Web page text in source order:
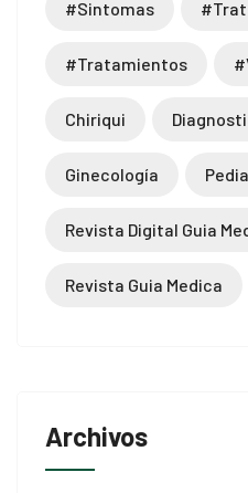
#sintomas
#tratamientos
Chiriqui
Ginecología
Revista Digital Guia
Revista Guia Medica
Archivos